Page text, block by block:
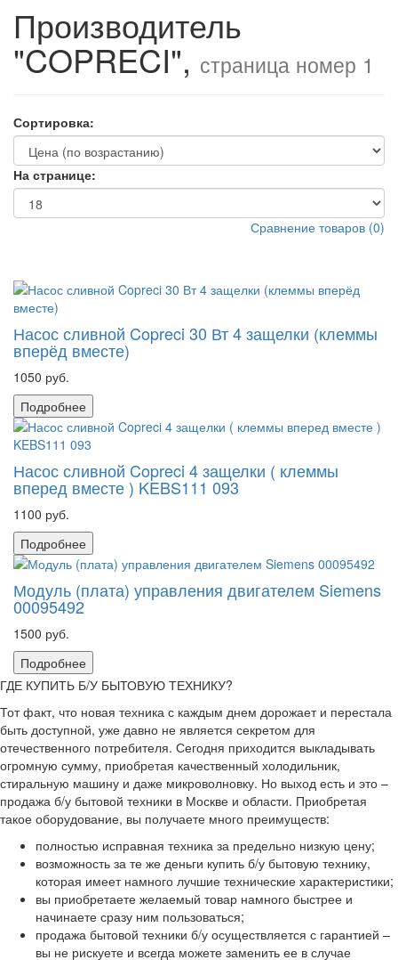
Производитель
"COPRECI", страница номер 1
Сортировка:
На странице:
Сравнение товаров (0)
Насос сливной Copreci 30 Вт 4 защелки (клеммы
вперёд вместе)
1050 руб.
Подробнее
Насос сливной Copreci 4 защелки ( клеммы
вперед вместе ) KEBS111 093
1100 руб.
Подробнее
Модуль (плата) управления двигателем Siemens
00095492
1500 руб.
Подробнее
ГДЕ КУПИТЬ Б/У БЫТОВУЮ ТЕХНИКУ?
Тот факт, что новая техника с каждым днем дорожает и перестала
быть доступной, уже давно не является секретом для
отечественного потребителя. Сегодня приходится выкладывать
огромную сумму, приобретая качественный холодильник,
стиральную машину и даже микроволновку. Но выход есть и это –
продажа б/у бытовой техники в Москве и области. Приобретая
такое оборудование, вы получаете много преимуществ:
полностью исправная техника за предельно низкую цену;
возможность за те же деньги купить б/у бытовую технику,
которая имеет намного лучшие технические характеристики;
вы приобретаете желаемый товар намного быстрее и
начинаете сразу ним пользоваться;
продажа бытовой техники б/у осуществляется с гарантией –
вы не рискуете и всегда можете заменить ее в случае